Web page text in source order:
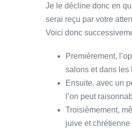
Je le décline donc en
serai reçu par votre
Voici donc
Premièrement,
salons et dans
Ensuite, avec un
l’on peut
Troisièmement,
juive et